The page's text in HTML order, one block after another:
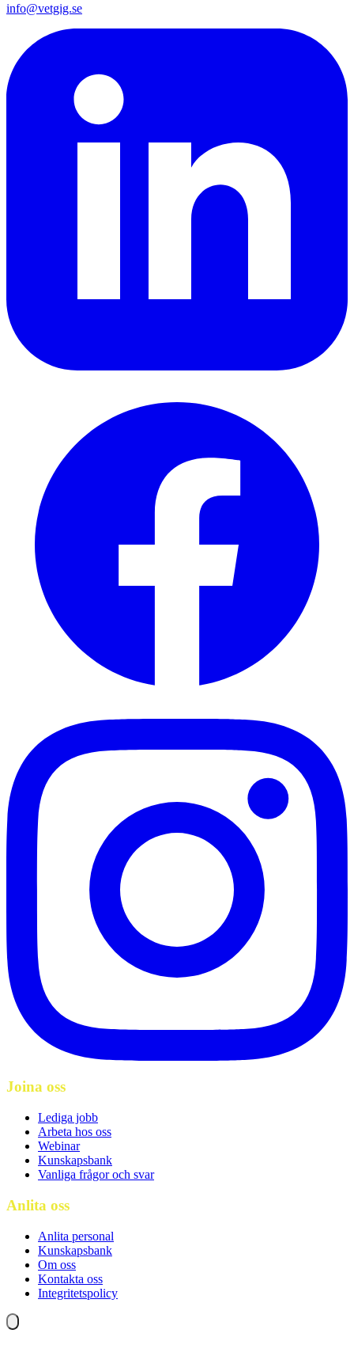
info@vetgig.se
Joina oss
Lediga jobb
Arbeta hos oss
Webinar
Kunskapsbank
Vanliga frågor och svar
Anlita oss
Anlita personal
Kunskapsbank
Om oss
Kontakta oss
Integritetspolicy